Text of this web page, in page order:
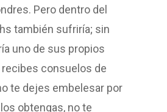
Pero dentro del
también sufriría; sin
uno de sus propios
recibes consuelos de
te dejes embelesar por
obtengas, no te